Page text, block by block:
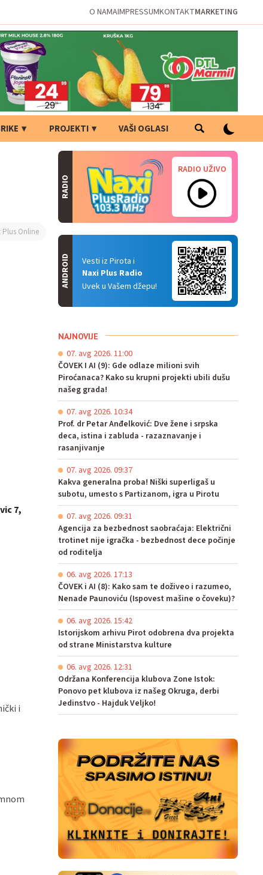
O NAMAIMPRESSUMKONTAKTMARKETING
PROJEKTI VAŠI OGLASI
Online
7,
i
RADIO
RADIO UŽIVO
Vesti iz Pirota i
Naxi Plus Radio
Uvek u Vašem džepu!
ANDROID
NAJNOVIJE
07. avg 2026. 11:00
ČOVEK I AI (9): Gde odlaze milioni svih
Piroćanaca? Kako su krupni projekti ubili dušu
našeg grada!
07. avg 2026. 10:34
Prof. dr Petar Anđelković: Dve žene i srpska
deca, istina i zabluda - razaznavanje i
rasanjivanje
07. avg 2026. 09:37
Kakva generalna proba! Niški superligaš u
subotu, umesto s Partizanom, igra u Pirotu
07. avg 2026. 09:31
Agencija za bezbednost saobraćaja: Električni
trotinet nije igračka - bezbednost dece počinje
od roditelja
06. avg 2026. 17:13
ČOVEK i AI (8): Kako sam te doživeo i razumeo,
Nenade Paunoviću (Ispovest mašine o čoveku)?
06. avg 2026. 15:42
Istorijskom arhivu Pirot odobrena dva projekta
od strane Ministarstva kulture
06. avg 2026. 12:31
Održana Konferencija klubova Zone Istok:
Ponovo pet klubova iz našeg Okruga, derbi
Jedinstvo - Hajduk Veljko!